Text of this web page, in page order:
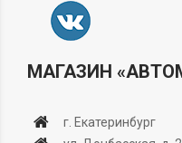
МАГАЗИН
г. Екатеринбург